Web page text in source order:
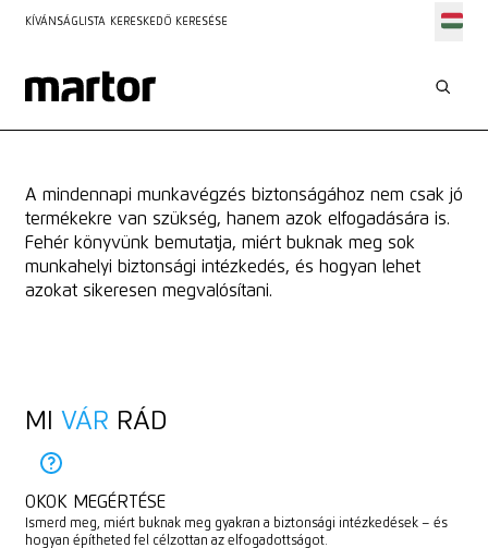
KÍVÁNSÁGLISTA KERESKEDŐ KERESÉSE
FEHÉR KÖNYVÜNK
SIKERES BEVEZETÉSE
A mindennapi munkavégzés biztonságához nem csak jó
termékekre van szükség, hanem azok elfogadására is.
Fehér könyvünk bemutatja, miért buknak meg sok
munkahelyi biztonsági intézkedés, és hogyan lehet
azokat sikeresen megvalósítani.
MI VÁR RÁD
OKOK MEGÉRTÉSE
Ismerd meg, miért buknak meg gyakran a biztonsági intézkedések – és
hogyan építheted fel célzottan az elfogadottságot.